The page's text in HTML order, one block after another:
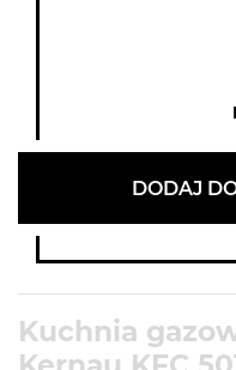
DODAJ
Kuchnia